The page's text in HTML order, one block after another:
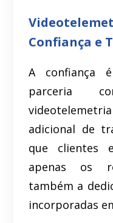
Confiança e
A confiança
parceria
adicional de
que clientes
apenas os
também a
incorporadas